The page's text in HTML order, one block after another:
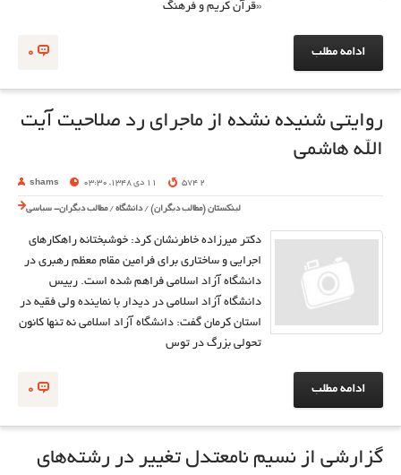
«قرآن کریم و فرهنگ
0 ادامه مطلب
روایتی شنیده نشده از ماجرای رد صلاحیت آیت
الله هاشمی
shams 11 دی 1348, 03:30 2 574
لینکستان (مطالب دیگران) /دانشگاه /مطالب دیگران- سیاسی
دکتر میرزاده خاطرنشان کرد: خوشبختانه راهکارهای
اجرایی و ساختاری برای فرامین مقام معظم رهبری در
دانشگاه آزاد اسلامی فراهم شده است. رییس
دانشگاه آزاد اسلامی در دیدار با نماینده ولی فقیه در
استان کرمان گفت: دانشگاه آزاد اسلامی نه تنها کانون
تحولی بزرگ در توس
0 ادامه مطلب
گزارشی از نسیم نامعتدل تغییر در رشته‌های